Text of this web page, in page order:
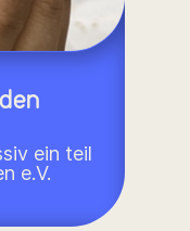
ein teil
e.V.